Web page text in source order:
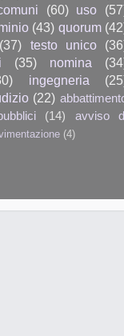
(60) uso
(43) quorum
(37) testo unico
(35) nomina
ingegneria
(22)
(14)
avviso
(4)